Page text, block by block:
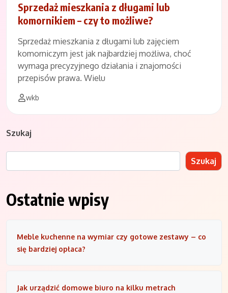
Sprzedaż mieszkania z długami lub
komornikiem – czy to możliwe?
Sprzedaż mieszkania z długami lub zajęciem
komorniczym jest jak najbardziej możliwa, choć
wymaga precyzyjnego działania i znajomości
przepisów prawa. Wielu
wkb
Szukaj
Szukaj
Ostatnie wpisy
Meble kuchenne na wymiar czy gotowe zestawy – co
się bardziej opłaca?
Jak urządzić domowe biuro na kilku metrach